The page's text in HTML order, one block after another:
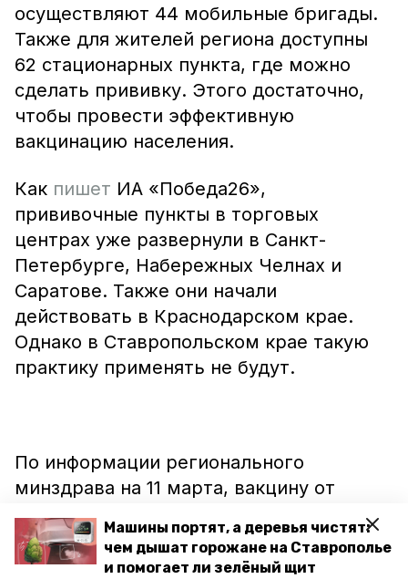
Машины портят, а деревья чистят:
чем дышат горожане на Ставрополье
и помогает ли зелёный щит
осуществляют 44 мобильные бригады.
Также для жителей региона доступны
62 стационарных пункта, где можно
сделать прививку. Этого достаточно,
чтобы провести эффективную
вакцинацию населения.
Как пишет ИА «Победа26»,
прививочные пункты в торговых
центрах уже развернули в Санкт-
Петербурге, Набережных Челнах и
Саратове. Также они начали
действовать в Краснодарском крае.
Однако в Ставропольском крае такую
практику применять не будут.
По информации регионального
минздрава на 11 марта, вакцину от
новой короновирусной инфекции
получили более 75 тысяч жителей
Ставрополья.